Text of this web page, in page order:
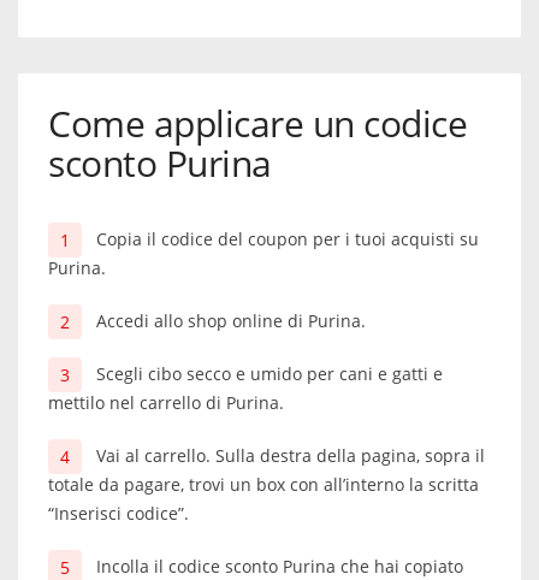
Come applicare un codice
sconto Purina
Copia il codice del coupon per i tuoi acquisti su
Purina.
Accedi allo shop online di Purina.
Scegli cibo secco e umido per cani e gatti e
mettilo nel carrello di Purina.
Vai al carrello. Sulla destra della pagina, sopra il
totale da pagare, trovi un box con all’interno la scritta
“Inserisci codice”.
Incolla il codice sconto Purina che hai copiato